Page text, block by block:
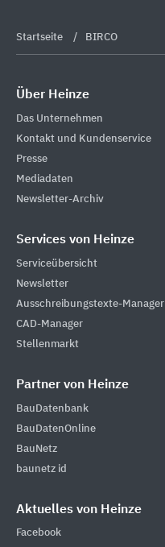
Startseite BIRCO
Über Heinze
Das Unternehmen
Kontakt und Kundenservice
Presse
Mediadaten
Newsletter-Archiv
Services von Heinze
Serviceübersicht
Newsletter
Ausschreibungstexte-Manager
CAD-Manager
Stellenmarkt
Partner von Heinze
BauDatenbank
BauDatenOnline
BauNetz
baunetz id
Aktuelles von Heinze
Facebook